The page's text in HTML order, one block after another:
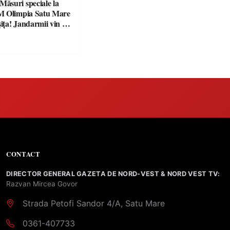
speciale la
Olimpia Satu Mare
Jandarmii vin cu
CONTACT
DIRECTOR GENERAL GAZETA DE NORD-VEST & NORD VEST TV:
Razvan Mircea Govor
Strada Petofi Sandor 4/A, Satu Mare
0361-407733